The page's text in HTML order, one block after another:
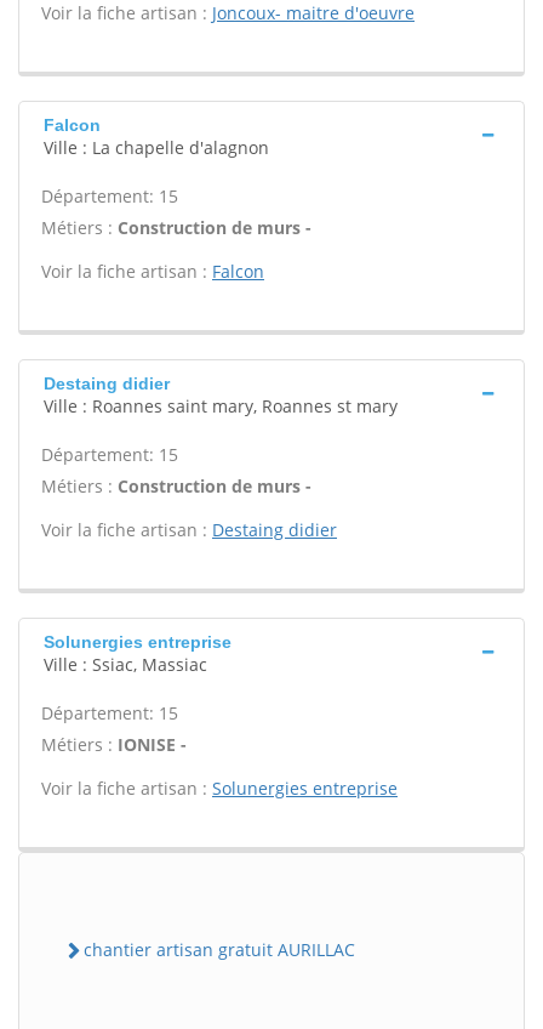
Voir la fiche artisan : Joncoux- maitre d'oeuvre
Falcon
Ville : La chapelle d'alagnon
Département: 15
Métiers : Construction de murs -
Voir la fiche artisan : Falcon
Destaing didier
Ville : Roannes saint mary, Roannes st mary
Département: 15
Métiers : Construction de murs -
Voir la fiche artisan : Destaing didier
Solunergies entreprise
Ville : Ssiac, Massiac
Département: 15
Métiers : IONISE -
Voir la fiche artisan : Solunergies entreprise
chantier artisan gratuit AURILLAC